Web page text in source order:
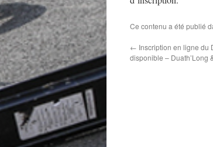
Ce contenu a été publié
← Inscription en ligne du
disponible – Duath’Long